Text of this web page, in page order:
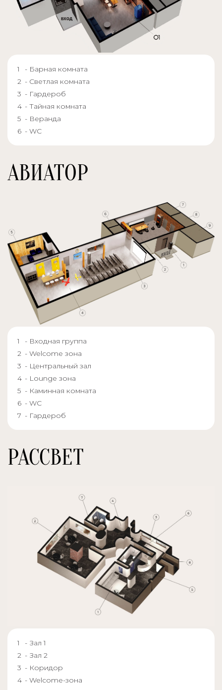
- Барная комната
- Светлая комната
- Гардероб
- Тайная комната
- Веранда
- WC
АВИАТОР
- Входная группа
- Welcome зона
- Центральный зал
- Lounge зона
- Каминная комната
- WC
- Гардероб
РАССВЕТ
- Зал 1
- Зал 2
- Коридор
- Welcome-зона